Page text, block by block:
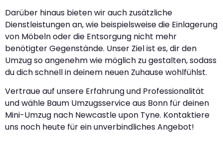
Darüber hinaus bieten wir auch zusätzliche
Dienstleistungen an, wie beispielsweise die Einlagerung
von Möbeln oder die Entsorgung nicht mehr
benötigter Gegenstände. Unser Ziel ist es, dir den
Umzug so angenehm wie möglich zu gestalten, sodass
du dich schnell in deinem neuen Zuhause wohlfühlst.
Vertraue auf unsere Erfahrung und Professionalität
und wähle Baum Umzugsservice aus Bonn für deinen
Mini-Umzug nach Newcastle upon Tyne. Kontaktiere
uns noch heute für ein unverbindliches Angebot!